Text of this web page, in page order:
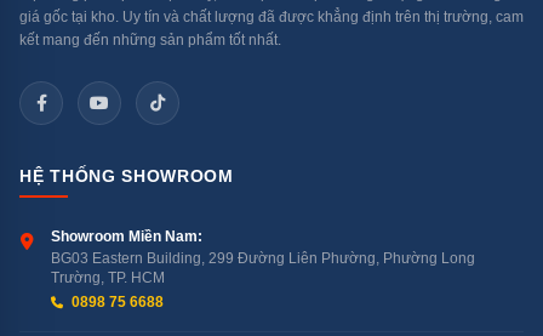
thủ công định kỳ (tháo đồ ra, rút điện, chờ đá tan).
RT20HAR8DBU/SV có Total No Frost — không đóng
Ẩm Tốt Hơn
để hở như nhiều tủ khác. Thiết kế kín giúp giữ độ ẩm
bên trong ngăn — rau củ tươi lâu hơn đáng kể (5–7
ngày thay vì 2–3 ngày).
giá gốc tại kho. Uy tín và chất lượng đã được khẳng định trên thị trường, cam
kết mang đến những sản phẩm tốt nhất.
HỆ THỐNG SHOWROOM
Showroom Miền Nam:
BG03 Eastern Building, 299 Đường Liên Phường, Phường Long
Trường, TP. HCM
0898 75 6688